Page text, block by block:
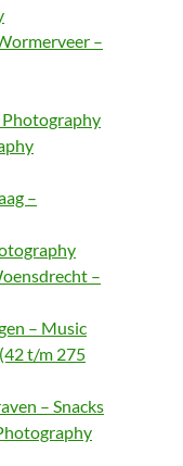
–
Photography
–
–
– Music
t/m 275
– Snacks